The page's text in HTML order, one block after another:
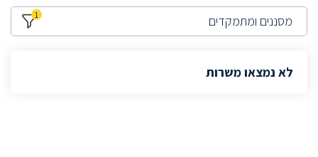
מסננים ומתמקדים 1
לא נמצאו משרות